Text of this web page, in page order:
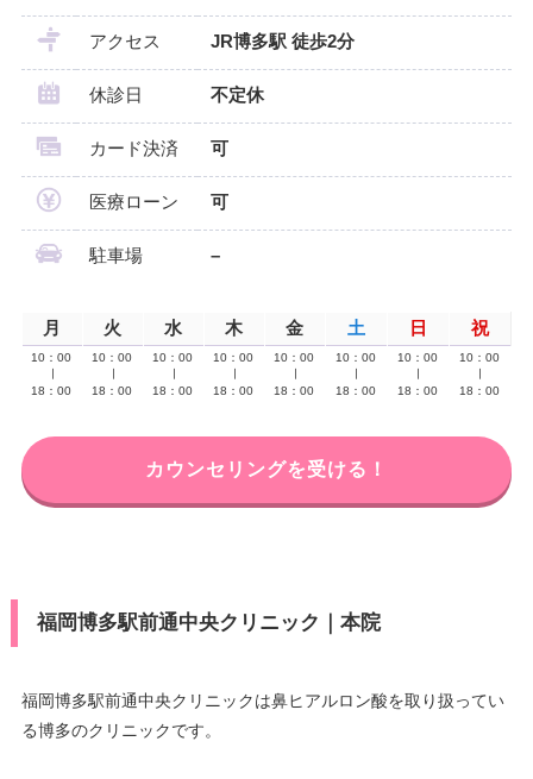
アクセス JR博多駅 徒歩2分
休診日 不定休
カード決済 可
医療ローン 可
駐車場 –
月 火 水 木 金 土 日 祝
10：00
18：00
10：00
18：00
10：00
18：00
10：00
18：00
10：00
18：00
10：00
18：00
10：00
18：00
10：00
18：00
カウンセリングを受ける！
福岡博多駅前通中央クリニック｜本院
福岡博多駅前通中央クリニックは鼻ヒアルロン酸を取り扱ってい
る博多のクリニックです。